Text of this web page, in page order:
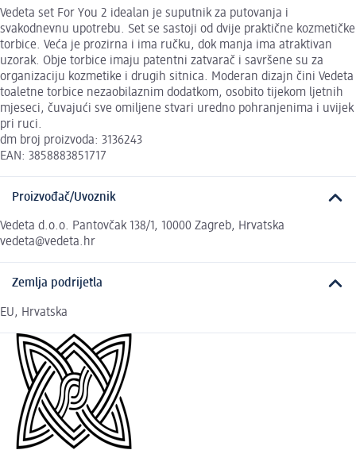
Vedeta set For You 2 idealan je suputnik za putovanja i
svakodnevnu upotrebu. Set se sastoji od dvije praktične kozmetičke
torbice. Veća je prozirna i ima ručku, dok manja ima atraktivan
uzorak. Obje torbice imaju patentni zatvarač i savršene su za
organizaciju kozmetike i drugih sitnica. Moderan dizajn čini Vedeta
toaletne torbice nezaobilaznim dodatkom, osobito tijekom ljetnih
mjeseci, čuvajući sve omiljene stvari uredno pohranjenima i uvijek
pri ruci.
dm broj proizvoda: 3136243
EAN: 3858883851717
Proizvođač/Uvoznik
Vedeta d.o.o. Pantovčak 138/1, 10000 Zagreb, Hrvatska
vedeta@vedeta.hr
Zemlja podrijetla
EU, Hrvatska